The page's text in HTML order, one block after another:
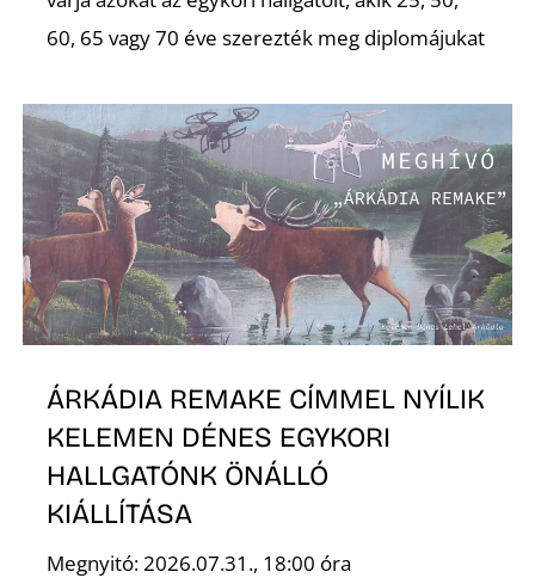
60, 65 vagy 70 éve szerezték meg diplomájukat
ÁRKÁDIA REMAKE CÍMMEL NYÍLIK
KELEMEN DÉNES EGYKORI
HALLGATÓNK ÖNÁLLÓ
KIÁLLÍTÁSA
Megnyitó: 2026.07.31., 18:00 óra